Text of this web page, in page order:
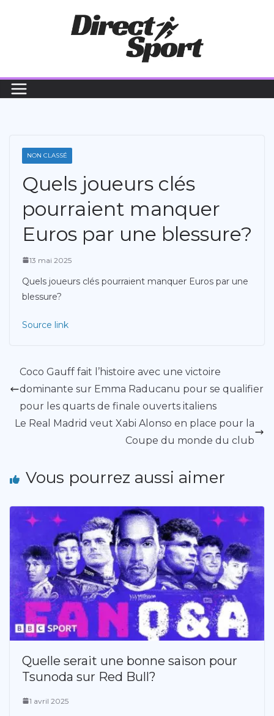
NON CLASSÉ
Quels joueurs clés
pourraient manquer
Euros par une blessure?
13 mai 2025
Quels joueurs clés pourraient manquer Euros par une
blessure?
Source link
Coco Gauff fait l’histoire avec une victoire
dominante sur Emma Raducanu pour se qualifier
pour les quarts de finale ouverts italiens
Le Real Madrid veut Xabi Alonso en place pour la
Coupe du monde du club
Vous pourrez aussi aimer
Quelle serait une bonne saison pour
Tsunoda sur Red Bull?
1 avril 2025